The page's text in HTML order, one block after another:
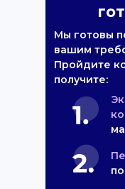
Мы готовы
вашим
Пройдите
получите: